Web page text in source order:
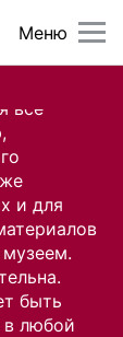
все
и для
быть
в любой
Меню